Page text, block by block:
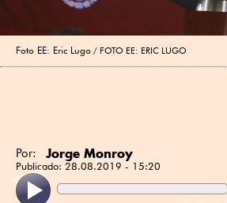
Foto EE: Eric Lugo FOTO EE: ERIC LUGO
Por: Jorge Monroy
Publicado: 28.08.2019 - 15:20